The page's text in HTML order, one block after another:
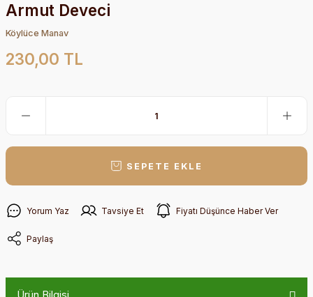
Armut Deveci
Köylüce Manav
230,00 TL
SEPETE EKLE
Yorum Yaz Tavsiye Et Fiyatı Düşünce Haber Ver
Paylaş